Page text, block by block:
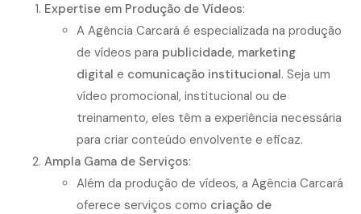
Expertise em Produção de Vídeos:
A Agência Carcará é especializada na produção
de vídeos para publicidade, marketing
digital e comunicação institucional. Seja um
vídeo promocional, institucional ou de
treinamento, eles têm a experiência necessária
para criar conteúdo envolvente e eficaz.
Ampla Gama de Serviços:
Além da produção de vídeos, a Agência Carcará
oferece serviços como criação de